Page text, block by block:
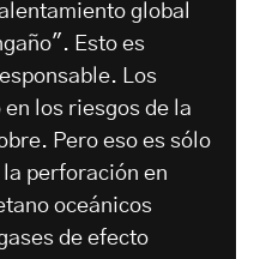
global
Esto es
Los
los riesgos de la
Pero eso es sólo
perforación en
oceánicos
de efecto